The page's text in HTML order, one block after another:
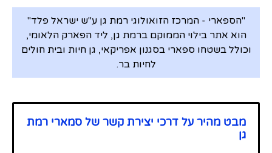
"הספארי - המרכז הזואולוגי רמת גן ע"ש ישראל פלד"
הוא אתר בילוי הממוקם ברמת גן, ליד הפארק הלאומי,
וכולל בשטחו ספארי בסגנון אפריקאי, גן חיות ובית חולים
לחיות בר.
מבט מהיר על דרכי יצירת קשר של סמארי רמת
גן